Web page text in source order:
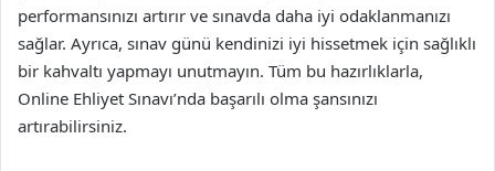
performansınızı artırır ve sınavda daha iyi odaklanmanızı
sağlar. Ayrıca, sınav günü kendinizi iyi hissetmek için sağlıklı
bir kahvaltı yapmayı unutmayın. Tüm bu hazırlıklarla,
Online Ehliyet Sınavı’nda başarılı olma şansınızı
artırabilirsiniz.